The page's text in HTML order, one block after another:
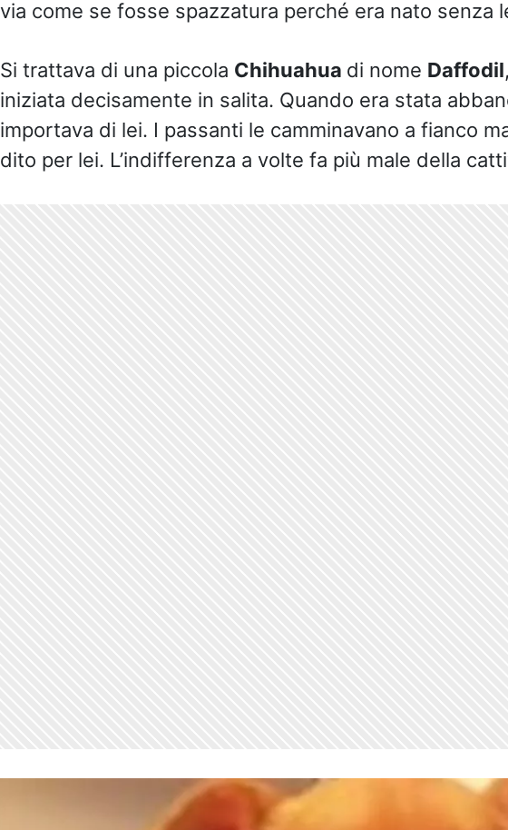
via come se fosse spazzatura perché era nato senza
Si trattava di una piccola Chihuahua di nome Daffodil
iniziata decisamente in salita. Quando era stata
importava di lei. I passanti le camminavano a fianco
dito per lei. L’indifferenza a volte fa più male della